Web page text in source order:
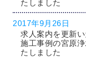
たしました
2017年9月26日
求人案内を更新
施工事例の宮原
たしました